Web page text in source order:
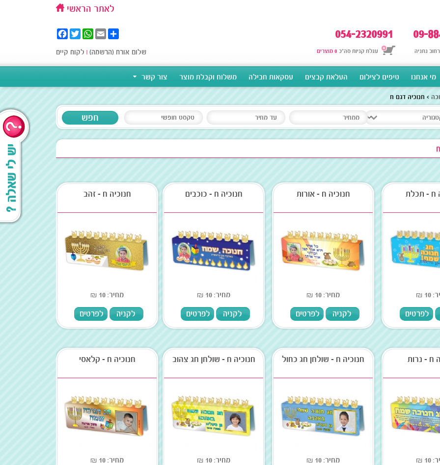
יש לי שאלה ?
לאתר הראשי
09-
054-2320991
עגלת קניות סה"כ 0 מוצרים
FacebookTwitter
WhatsAppEmailShare
שלום אורח (הרשמה) | לקוח קיים
מי אנחנו טיפים לצילום העלאת קבצים עסקאות חבילה משלוח וקבלת מוצר צור קשר
חנוכיה דגם ח
ח - תכלת
₪
לפרטים
חנוכיה ח - אורות
מחיר: 10 ₪
לקניה לפרטים
חנוכיה ח - כוכבים
מחיר: 10 ₪
לקניה לפרטים
חנוכיה ח - זהב
מחיר: 10 ₪
לקניה לפרטים
ח - נרות
₪
חנוכיה ח - שולחן חג כחול
מחיר: 10 ₪
חנוכיה ח - שולחן חג צהוב
מחיר: 10 ₪
חנוכיה ח - קלאסי
מחיר: 10 ₪